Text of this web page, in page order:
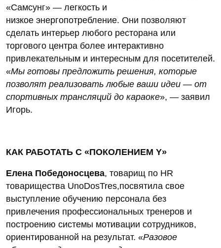
«Самсунг» — легкость и
низкое энергопотребление. Они позволяют
сделать интерьер любого ресторана или
торгового центра более интерактивно
привлекательным и интересным для посетителей.
«Мы готовы предложить решения, которые
позволят реализовать любые ваши идеи — от
спортивных трансляций до караоке», — заявил
Игорь.
КАК РАБОТАТЬ С «ПОКОЛЕНИЕМ Y»
Елена Победоносцева, товарищ по HR
товарищества UnoDosTres,посвятила свое
выступление обучению персонала без
привлечения профессиональных тренеров и
построению системы мотивации сотрудников,
ориентированной на результат. «Разовое